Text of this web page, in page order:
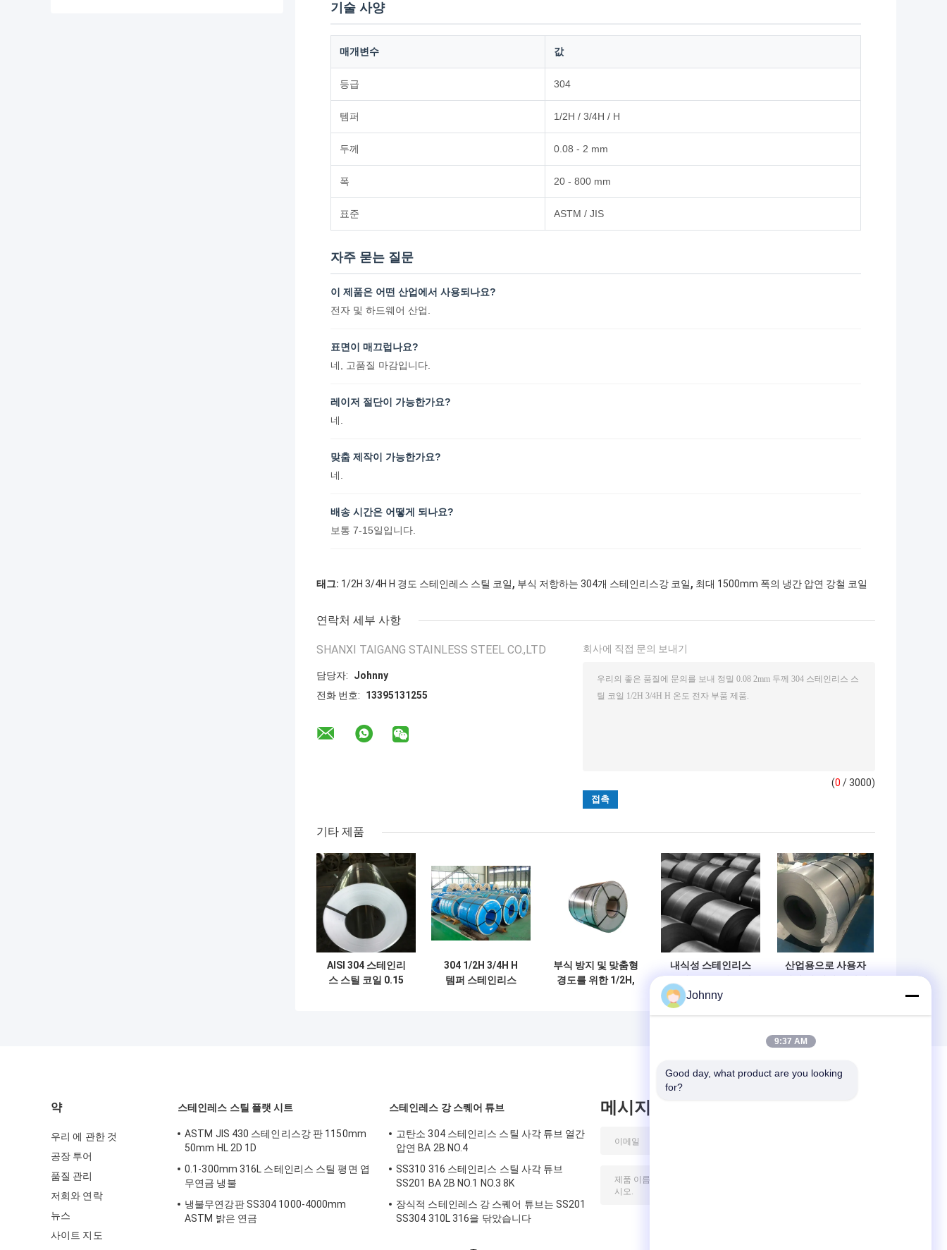
기술 사양
매개변수 값
등급 304
템퍼 1/2H / 3/4H / H
두께 0.08 - 2 mm
폭 20 - 800 mm
표준 ASTM / JIS
자주 묻는 질문
이 제품은 어떤 산업에서 사용되나요?
전자 및 하드웨어 산업.
표면이 매끄럽나요?
네, 고품질 마감입니다.
레이저 절단이 가능한가요?
네.
맞춤 제작이 가능한가요?
네.
배송 시간은 어떻게 되나요?
보통 7-15일입니다.
태그: 1/2H 3/4H H 경도 스테인레스 스틸 코일, 부식 저항하는 304개 스테인리스강 코일, 최대 1500mm 폭의 냉간 압연 강철 코일
연락처 세부 사항
SHANXI TAIGANG STAINLESS STEEL CO.,LTD
담당자:
Johnny
전화 번호:
13395131255
회사에 직접 문의 보내기
(0 / 3000)
기타 제품
AISI 304 스테인리
스 스틸 코일 0.15
304 1/2H 3/4H H
템퍼 스테인리스
부식 방지 및 맞춤형
경도를 위한 1/2H,
내식성 스테인리스
도 정밀 스탬핑용
산업용으로 사용자
약
우리 에 관한 것
공장 투어
품질 관리
저희와 연락
뉴스
사이트 지도
스테인레스 스틸 플랫 시트
ASTM JIS 430 스테인리스강 판 1150mm
50mm HL 2D 1D
0.1-300mm 316L 스테인리스 스틸 평면 엽
무연금 냉불
냉불무연강판 SS304 1000-4000mm
ASTM 밝은 연금
스테인레스 강 스퀘어 튜브
고탄소 304 스테인리스 스틸 사각 튜브 열간
압연 BA 2B NO.4
SS310 316 스테인리스 스틸 사각 튜브
SS201 BA 2B NO.1 NO.3 8K
장식적 스테인레스 강 스퀘어 튜브는 SS201
SS304 310L 316을 닦았습니다
메시지를 남겨주세요
Johnny
9:37 AM
Good day, what product are you looking
for?